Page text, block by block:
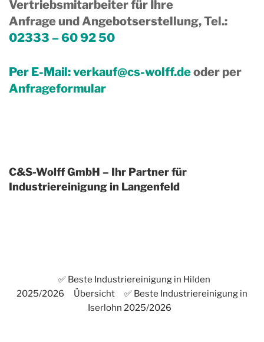
Vertriebsmitarbeiter für Ihre
Anfrage und Angebotserstellung, Tel.:
02333 – 60 92 50
Per E-Mail:verkauf@cs-wolff.deoder per
Anfrageformular
C&S-Wolff GmbH – Ihr Partner für
Industriereinigung in Langenfeld
✅ Beste Industriereinigung in Hilden
2025/2026
Übersicht
✅ Beste Industriereinigung in
Iserlohn 2025/2026